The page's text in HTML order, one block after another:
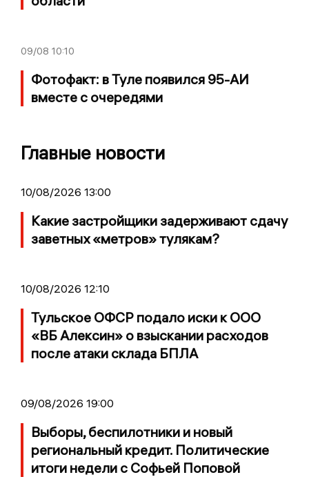
09/08 10:10
Фотофакт: в Туле появился 95-АИ
вместе с очередями
Главные новости
10/08/2026 13:00
Какие застройщики задерживают сдачу
заветных «метров» тулякам?
10/08/2026 12:10
Тульское ОФСР подало иски к ООО
«ВБ Алексин» о взыскании расходов
после атаки склада БПЛА
09/08/2026 19:00
Выборы, беспилотники и новый
региональный кредит. Политические
итоги недели с Софьей Поповой